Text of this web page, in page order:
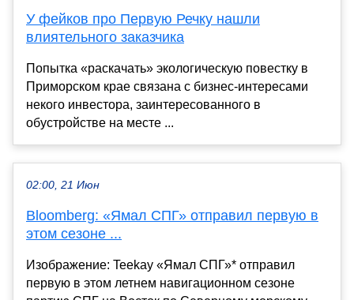
У фейков про Первую Речку нашли
влиятельного заказчика
Попытка «раскачать» экологическую повестку в
Приморском крае связана с бизнес-интересами
некого инвестора, заинтересованного в
обустройстве на месте ...
02:00, 21 Июн
Bloomberg: «Ямал СПГ» отправил первую в
этом сезоне ...
Изображение: Teekay «Ямал СПГ»* отправил
первую в этом летнем навигационном сезоне